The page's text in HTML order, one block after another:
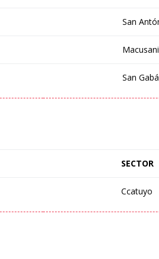
San
Macusani
San
SECTOR
Ccatuyo